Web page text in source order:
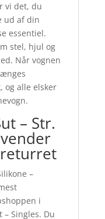
vi det, du
ud af din
essentiel.
stel, hjul og
Når vognen
og alle elsker
– Str.
–
i
– Singles. Du